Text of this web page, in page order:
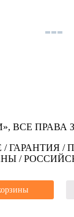
ВСЕ
/ ГАРАНТИЯ /
/